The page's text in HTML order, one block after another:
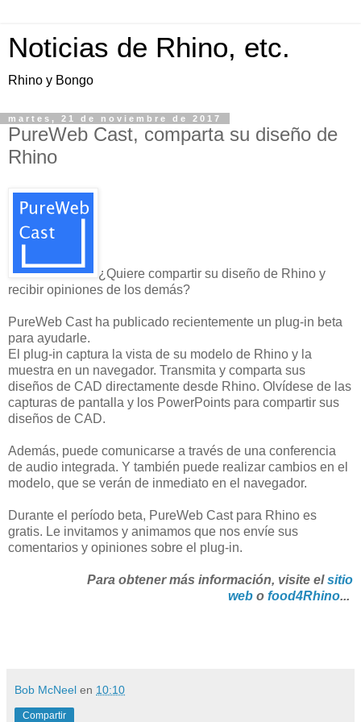
Noticias de Rhino, etc.
Rhino y Bongo
martes, 21 de noviembre de 2017
PureWeb Cast, comparta su diseño de
Rhino
¿Quiere compartir su diseño de Rhino y
recibir opiniones de los demás?
PureWeb Cast ha publicado recientemente un plug-in beta
para ayudarle.
El plug-in captura la vista de su modelo de Rhino y la
muestra en un navegador. Transmita y comparta sus
diseños de CAD directamente desde Rhino. Olvídese de las
capturas de pantalla y los PowerPoints para compartir sus
diseños de CAD.
Además, puede comunicarse a través de una conferencia
de audio integrada. Y también puede realizar cambios en el
modelo, que se verán de inmediato en el navegador.
Durante el período beta, PureWeb Cast para Rhino es
gratis. Le invitamos y animamos que nos envíe sus
comentarios y opiniones sobre el plug-in.
Para obtener más información, visite elsitio
web o food4Rhino...
Bob McNeel en 10:10
Compartir